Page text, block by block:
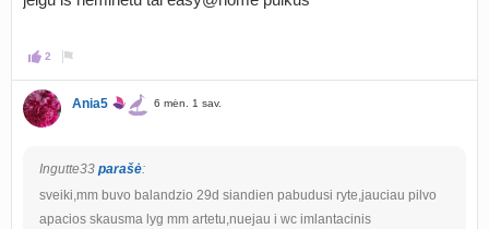
2
Ania5 6 mėn. 1 sav.
Ingutte33 parašė:
sveiki,mm buvo balandzio 29d siandien pabudusi ryte,jauciau pilvo
apacios skausma lyg mm artetu,nuejau i wc imlantacinis